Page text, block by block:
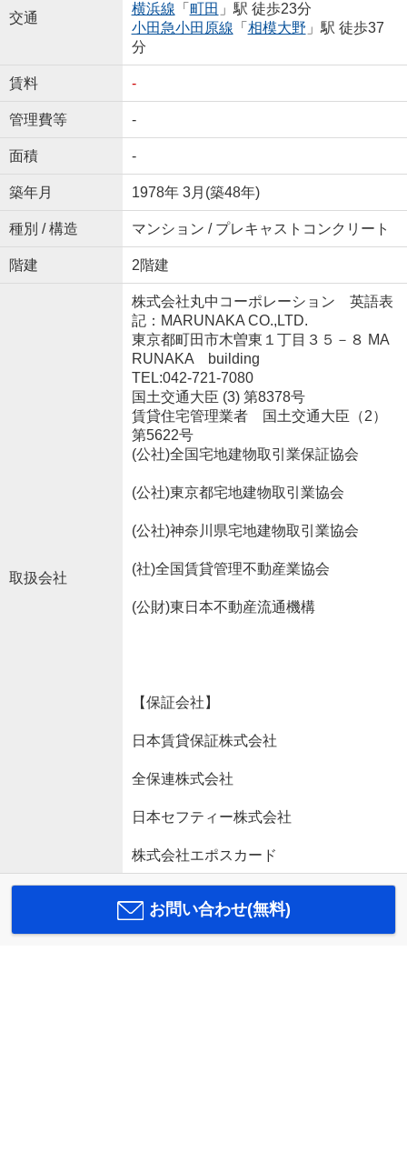
交通
横浜線 「 町田 」駅 徒歩23分
小田急小田原線 「 相模大野 」駅 徒歩37
分
賃料 -
管理費等 -
面積 -
築年月 1978年 3月(築48年)
種別 / 構造 マンション / プレキャストコンクリート
階建 2階建
取扱会社
株式会社丸中コーポレーション 英語表
記：MARUNAKA CO.,LTD.
東京都町田市木曽東１丁目３５－８ MA
RUNAKA building
TEL:042-721-7080
国土交通大臣 (3) 第8378号
賃貸住宅管理業者 国土交通大臣（2）
第5622号
(公社)全国宅地建物取引業保証協会
(公社)東京都宅地建物取引業協会
(公社)神奈川県宅地建物取引業協会
(社)全国賃貸管理不動産業協会
(公財)東日本不動産流通機構
【保証会社】
日本賃貸保証株式会社
全保連株式会社
日本セフティー株式会社
株式会社エポスカード
お問い合わせ(無料)